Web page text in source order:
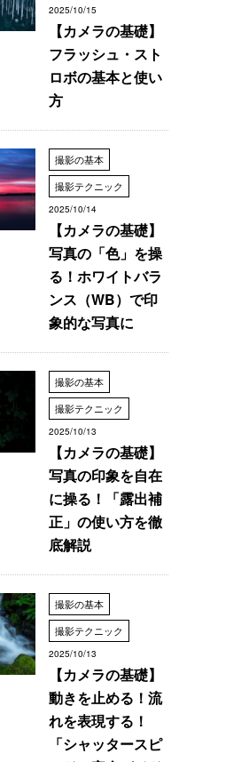
2025/10/15
【カメラの基礎】
フラッシュ・スト
ロボの基本と使い
方
撮影の基本
撮影テクニック
2025/10/14
【カメラの基礎】
写真の「色」を操
る！ホワイトバラ
ンス（WB）で印
象的な写真に
撮影の基本
撮影テクニック
2025/10/13
【カメラの基礎】
写真の印象を自在
に操る！「露出補
正」の使い方を徹
底解説
撮影の基本
撮影テクニック
2025/10/13
【カメラの基礎】
動きを止める！流
れを表現する！
「シャッタースピ